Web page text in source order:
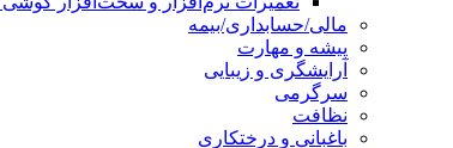
مالی/حسابداری/بیمه
پیشه و مهارت
آرایشگری و زیبایی
سرگرمی
نظافت
باغبانی و درختکاری